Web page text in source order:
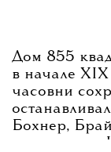
Дом 855
в начале XIX
часовни
Бохнер,
танцовщица